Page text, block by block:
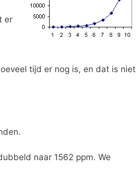
er
tijd er nog is, en dat is niet
naar 1562 ppm. We